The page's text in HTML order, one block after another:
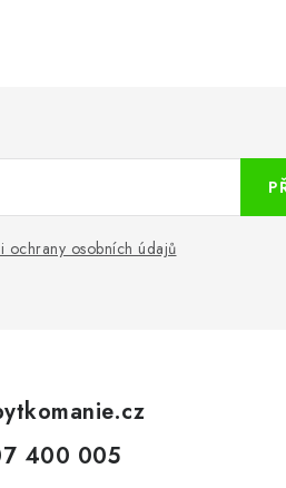
ochrany osobních údajů
400 005